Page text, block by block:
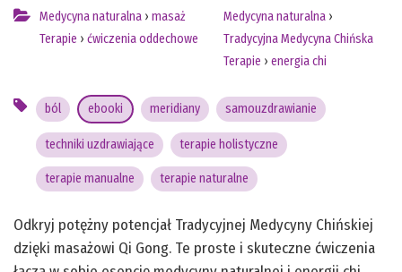
Medycyna naturalna › masaż
Terapie › ćwiczenia oddechowe
Medycyna naturalna›
Tradycyjna Medycyna Chińska
Terapie › energia chi
ból ebooki meridiany samouzdrawianie
techniki uzdrawiające terapie holistyczne
terapie manualne terapie naturalne
Odkryj potężny potencjał Tradycyjnej Medycyny Chińskiej
dzięki masażowi Qi Gong. Te proste i skuteczne ćwiczenia